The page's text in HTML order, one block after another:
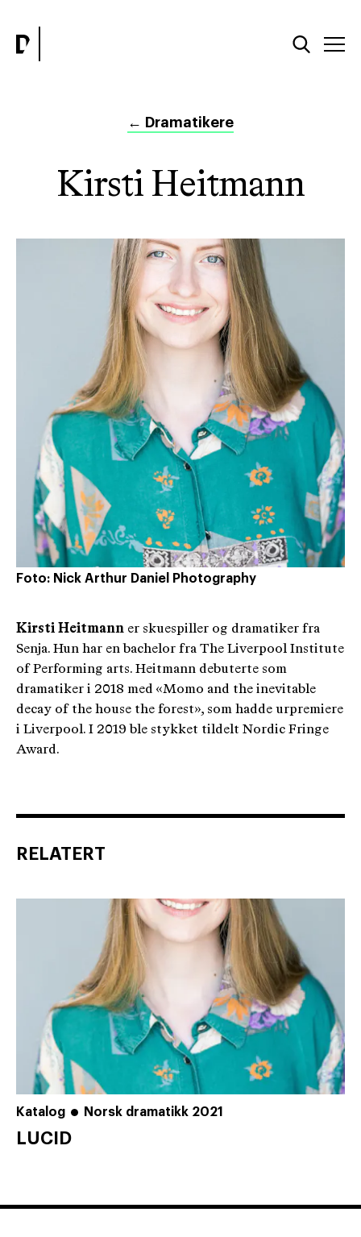
← Dramatikere
Kirsti Heitmann
Foto: Nick Arthur Daniel Photography
Kirsti Heitmann er skuespiller og dramatiker fra
Senja. Hun har en bachelor fra The Liverpool Institute
of Performing arts. Heitmann debuterte som
dramatiker i 2018 med «Momo and the inevitable
decay of the house the forest», som hadde urpremiere
i Liverpool. I 2019 ble stykket tildelt Nordic Fringe
Award.
RELATERT
Katalog Norsk dramatikk 2021
LUCID